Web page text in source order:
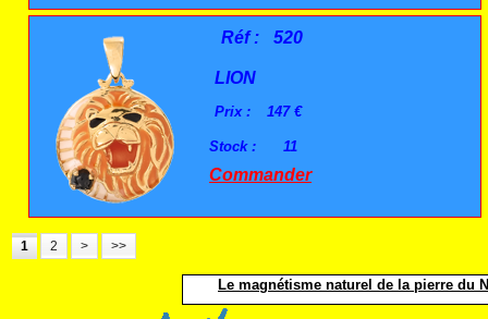
1 2 > >>
Le magnétisme naturel de la pierre du
Réf : 520
LION
Prix : 147 €
Stock : 11
Commander